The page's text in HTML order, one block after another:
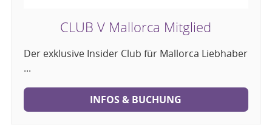
CLUB V Mallorca Mitglied
Der exklusive Insider Club für Mallorca Liebhaber
...
INFOS & BUCHUNG